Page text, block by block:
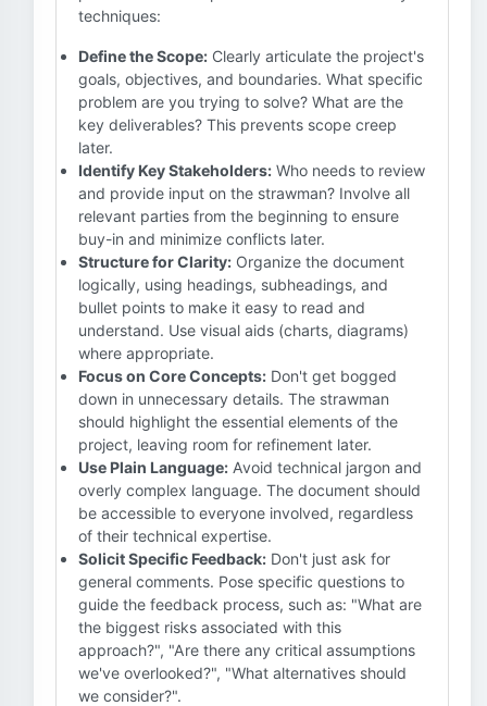
techniques:
Define the Scope: Clearly articulate the project's
goals, objectives, and boundaries. What specific
problem are you trying to solve? What are the
key deliverables? This prevents scope creep
later.
Identify Key Stakeholders: Who needs to review
and provide input on the strawman? Involve all
relevant parties from the beginning to ensure
buy-in and minimize conflicts later.
Structure for Clarity: Organize the document
logically, using headings, subheadings, and
bullet points to make it easy to read and
understand. Use visual aids (charts, diagrams)
where appropriate.
Focus on Core Concepts: Don't get bogged
down in unnecessary details. The strawman
should highlight the essential elements of the
project, leaving room for refinement later.
Use Plain Language: Avoid technical jargon and
overly complex language. The document should
be accessible to everyone involved, regardless
of their technical expertise.
Solicit Specific Feedback: Don't just ask for
general comments. Pose specific questions to
guide the feedback process, such as: "What are
the biggest risks associated with this
approach?", "Are there any critical assumptions
we've overlooked?", "What alternatives should
we consider?".